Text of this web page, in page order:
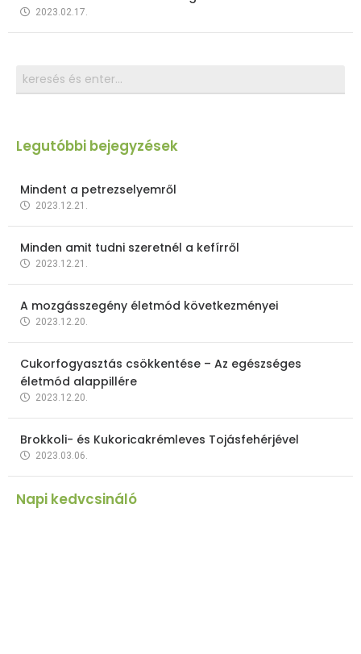
2023.02.17.
Legutóbbi bejegyzések
Mindent a petrezselyemről
2023.12.21.
Minden amit tudni szeretnél a kefírről
2023.12.21.
A mozgásszegény életmód következményei
2023.12.20.
Cukorfogyasztás csökkentése – Az egészséges
életmód alappillére
2023.12.20.
Brokkoli- és Kukoricakrémleves Tojásfehérjével
2023.03.06.
Napi kedvcsináló